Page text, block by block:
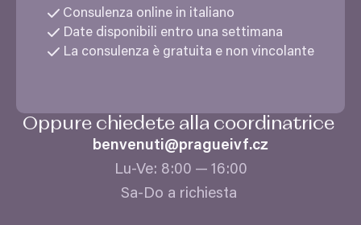
Consulenza online in italiano
Date disponibili entro una settimana
La consulenza è gratuita e non vincolante
Oppure chiedete alla coordinatrice
benvenuti@​pragueivf.​cz
Lu-Ve: 8:00 — 16:00
Sa-Do a richiesta